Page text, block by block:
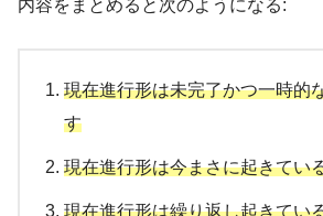
内容をまとめると次のようになる:
現在進行形は未完了かつ一時的
す
現在進行形は今まさに起きてい
現在進行形は繰り返し起きてい